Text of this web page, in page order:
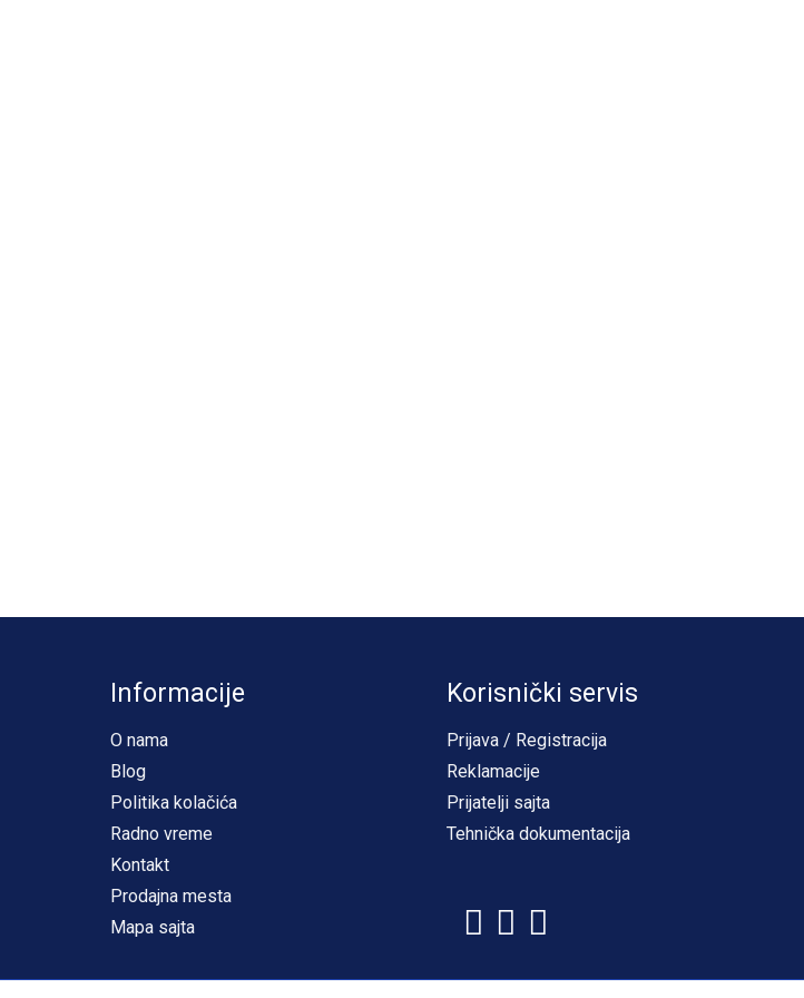
Informacije
O nama
Blog
Politika kolačića
Radno vreme
Kontakt
Prodajna mesta
Mapa sajta
Korisnički servis
Prijava / Registracija
Reklamacije
Prijatelji sajta
Tehnička dokumentacija